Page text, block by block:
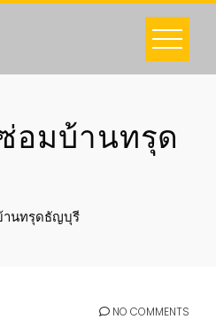
อมบ้านทรุด
นทรุดธัญบุรี
NO COMMENTS